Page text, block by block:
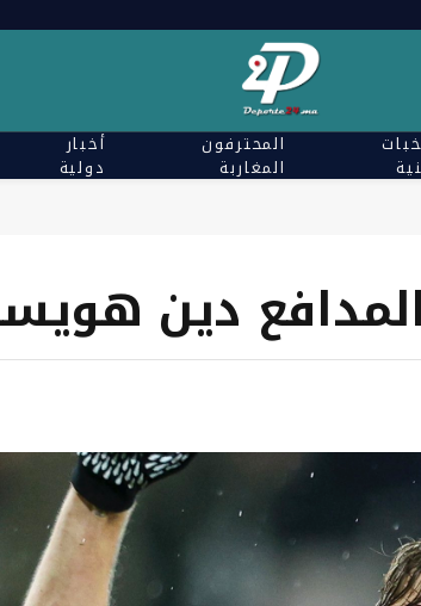
المحترفون
المغاربة
أخبار
دولية
دين